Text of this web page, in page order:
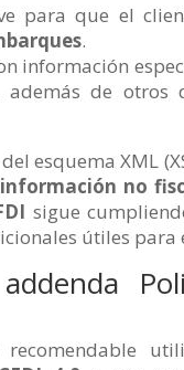
para que el
.
información
además de otros
esquema XML
información no
sigue
útiles para